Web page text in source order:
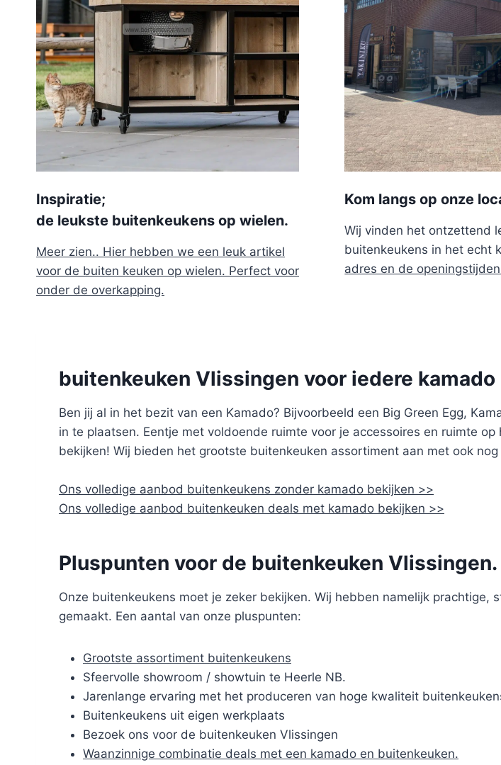
Inspiratie;
de leukste buitenkeukens op wielen.
Meer zien.. Hier hebben we een leuk artikel
voor de buiten keuken op wielen. Perfect voor
onder de overkapping.
Kom langs op onze
Wij vinden het ontzettend
buitenkeukens in het echt
adres en de
buitenkeuken Vlissingen voor iedere kamado
Ben jij al in het bezit van een Kamado? Bijvoorbeeld een Big Green Egg,
in te plaatsen. Eentje met voldoende ruimte voor je accessoires en ruimte
bekijken! Wij bieden het grootste buitenkeuken assortiment aan met ook
Ons volledige aanbod buitenkeukens zonder kamado bekijken >>
Ons volledige aanbod buitenkeuken deals met kamado bekijken >>
Pluspunten voor de buitenkeuken Vlissingen.
Onze buitenkeukens moet je zeker bekijken. Wij hebben namelijk
gemaakt. Een aantal van onze pluspunten:
Grootste assortiment buitenkeukens
Sfeervolle showroom / showtuin te Heerle NB.
Jarenlange ervaring met het produceren van hoge kwaliteit
Buitenkeukens uit eigen werkplaats
Bezoek ons voor de buitenkeuken Vlissingen
Waanzinnige combinatie deals met een kamado en buitenkeuken.